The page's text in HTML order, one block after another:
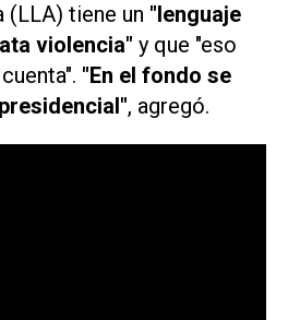
(LLA) tiene un "lenguaje
violencia" y que "eso
"En el fondo se
, agregó.